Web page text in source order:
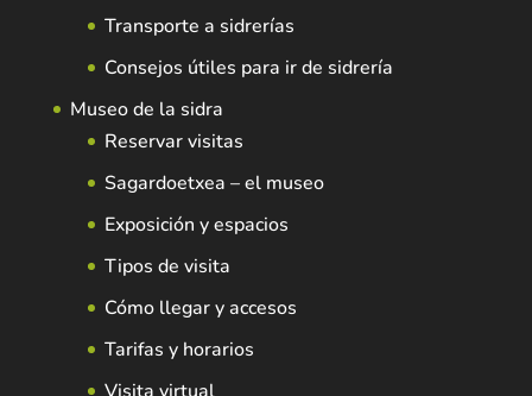
Transporte a sidrerías
Consejos útiles para ir de sidrería
Museo de la sidra
Reservar visitas
Sagardoetxea – el museo
Exposición y espacios
Tipos de visita
Cómo llegar y accesos
Tarifas y horarios
Visita virtual